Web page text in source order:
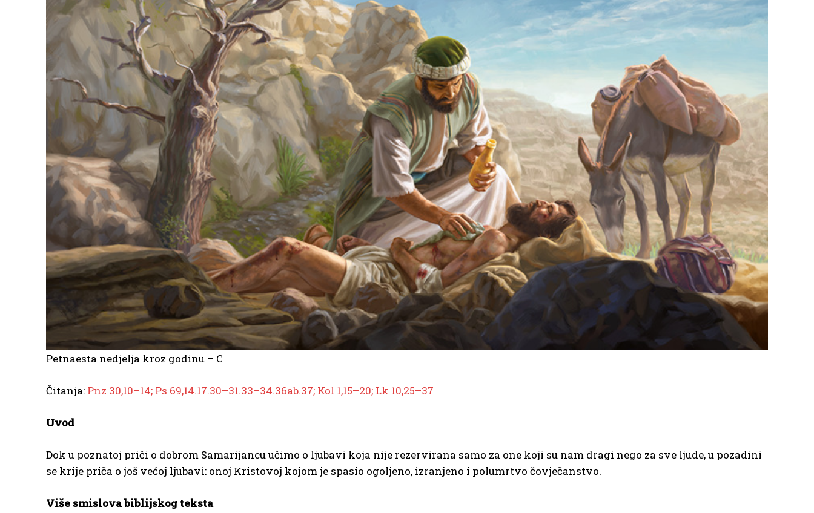
Petnaesta nedjelja kroz godinu – C
Čitanja: Pnz 30,10–14; Ps 69,14.17.30–31.33–34.36ab.37; Kol 1,15–20; Lk 10,25–37
Uvod
Dok u poznatoj priči o dobrom Samarijancu učimo o ljubavi koja nije rezervirana samo za one koji su nam dragi nego za sve ljude, u pozadini
se krije priča o još većoj ljubavi: onoj Kristovoj kojom je spasio ogoljeno, izranjeno i polumrtvo čovječanstvo.
Više smislova biblijskog teksta